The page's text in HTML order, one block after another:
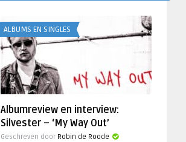
ALBUMS EN SINGLES
Albumreview en interview:
Silvester – ‘My Way Out’
Geschreven door Robin de Roode